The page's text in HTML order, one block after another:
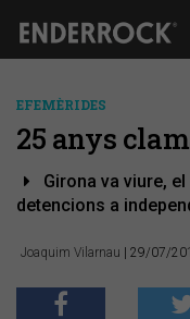
EFEMÈRIDES
25 anys
Girona va viure,
detencions a
Joaquim Vilarnau | 29/07/